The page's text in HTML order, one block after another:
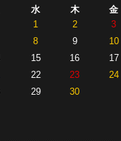
水 木 金
1 2 3
8 9 10
15 16 17
22 23 24
29 30